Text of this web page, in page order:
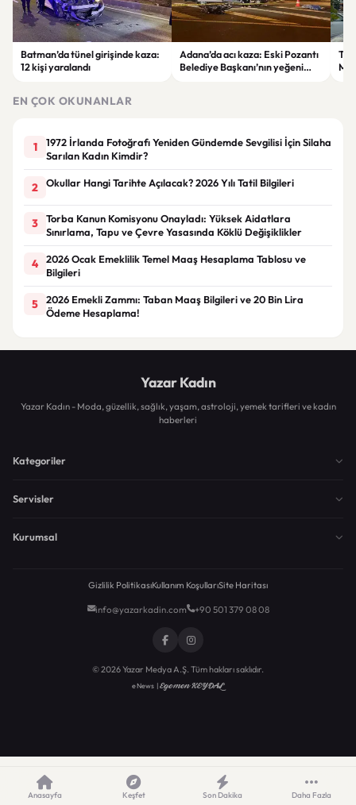
Batman’da tünel girişinde kaza:
12 kişi yaralandı
Adana’da acı kaza: Eski Pozantı
Belediye Başkanı’nın yeğeni
EN ÇOK OKUNANLAR
1
1972 İrlanda Fotoğrafı Yeniden Gündemde Sevgilisi İçin Silaha
Sarılan Kadın Kimdir?
2 Okullar Hangi Tarihte Açılacak? 2026 Yılı Tatil Bilgileri
3
Torba Kanun Komisyonu Onayladı: Yüksek Aidatlara
Sınırlama, Tapu ve Çevre Yasasında Köklü Değişiklikler
4
2026 Ocak Emeklilik Temel Maaş Hesaplama Tablosu ve
Bilgileri
5
2026 Emekli Zammı: Taban Maaş Bilgileri ve 20 Bin Lira
Ödeme Hesaplama!
Yazar Kadın
Yazar Kadın - Moda, güzellik, sağlık, yaşam, astroloji, yemek tarifleri ve kadın
haberleri
Kategoriler
Servisler
Kurumsal
Gizlilik PolitikasıKullanım KoşullarıSite Haritası
info@yazarkadin.com +90 501 379 08 08
© 2026 Yazar Medya A.Ş. Tüm hakları saklıdır.
eNews |Egemen KEYDAL
Anasayfa Keşfet Son Dakika Daha Fazla